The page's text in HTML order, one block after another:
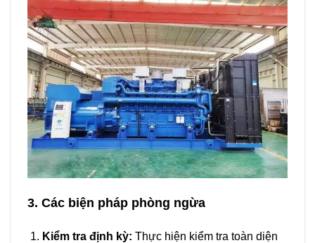
3. Các biện pháp phòng ngừa
Kiểm tra định kỳ: Thực hiện kiểm tra toàn diện